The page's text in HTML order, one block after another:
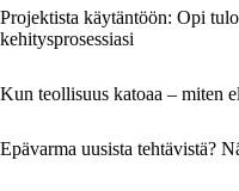
Projektista käytäntöön: Opi
kehitysprosessiasi
Kun teollisuus katoaa – miten
Epävarma uusista tehtävistä?